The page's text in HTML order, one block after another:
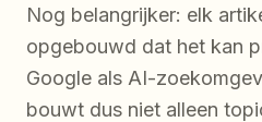
Nog belangrijker: elk
opgebouwd dat het kan
Google als AI-
bouwt dus niet alleen